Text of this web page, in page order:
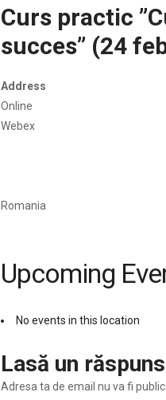
Curs practic
succes” (24
Address
Online
Webex
Romania
Upcoming
No events in this location
Lasă un răspuns
Adresa ta de email nu va fi